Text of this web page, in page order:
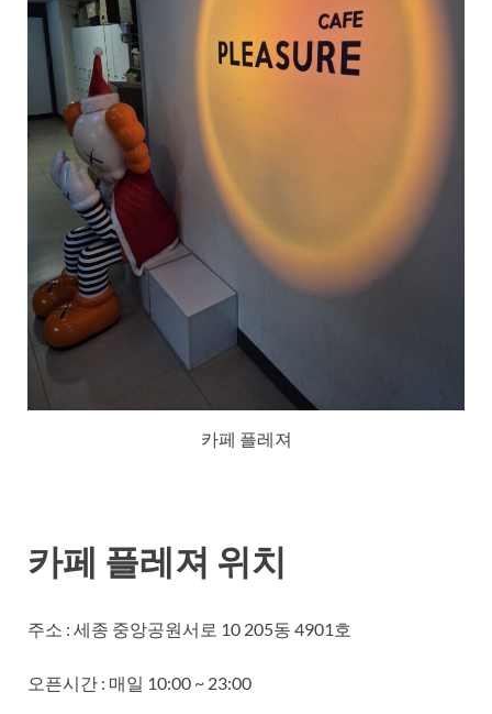
카페 플레져
카페 플레져 위치
주소 : 세종 중앙공원서로 10 205동 4901호
오픈시간 : 매일 10:00 ~ 23:00